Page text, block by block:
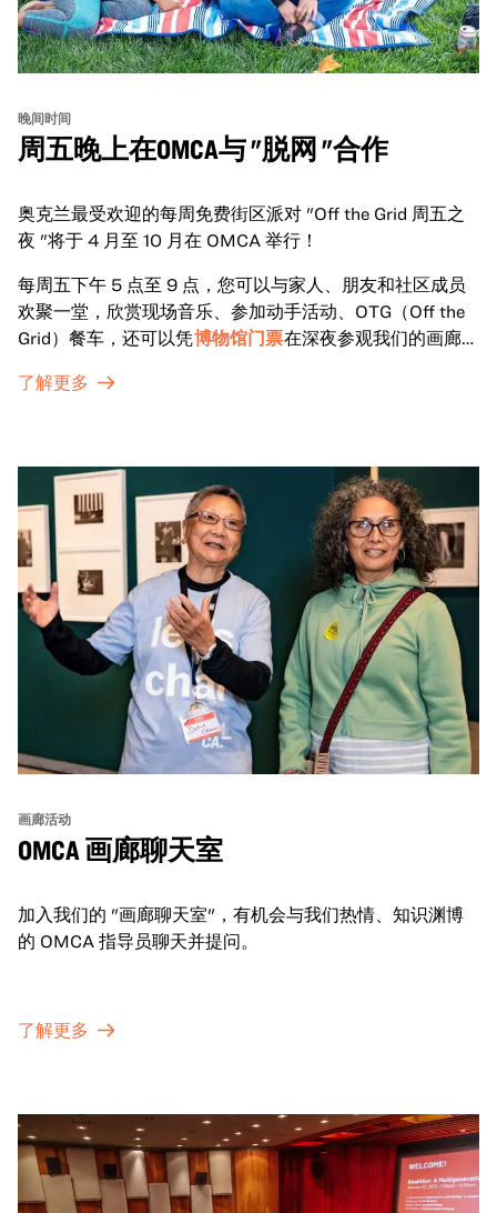
晚间时间
周五晚上在OMCA与 "脱网 "合作
奥克兰最受欢迎的每周免费街区派对 "Off the Grid 周五之
夜 "将于 4 月至 10 月在 OMCA 举行！
每周五下午 5 点至 9 点，您可以与家人、朋友和社区成员
欢聚一堂，欣赏现场音乐、参加动手活动、OTG（Off the
Grid）餐车，还可以凭博物馆门票在深夜参观我们的画廊和
了解更多
画廊活动
OMCA 画廊聊天室
加入我们的 "画廊聊天室"，有机会与我们热情、知识渊博
的 OMCA 指导员聊天并提问。
了解更多